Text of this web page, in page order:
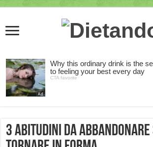
3 abitudini da